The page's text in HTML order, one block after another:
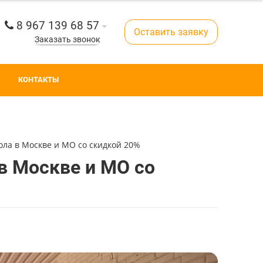
8 967 139 68 57
Заказать звонок
Оставить заявку
КОНТАКТЫ
в Москве и МО со скидкой 20%
Москве и МО со